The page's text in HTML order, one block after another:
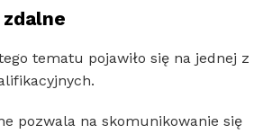
tematu pojawiło się na jednej z
pozwala na skomunikowanie się